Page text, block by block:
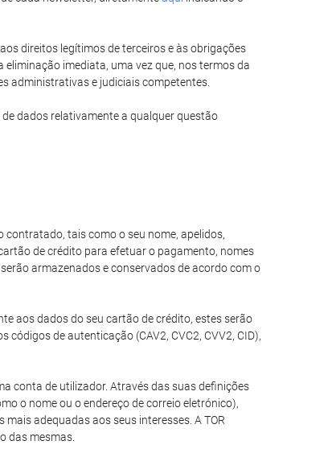
direitos legítimos de terceiros e às obrigações
imediata, uma vez que, nos termos da
administrativas e judiciais competentes.
dados relativamente a qualquer questão
contratado, tais como o seu nome, apelidos,
de crédito para efetuar o pagamento, nomes
armazenados e conservados de acordo com o
aos dados do seu cartão de crédito, estes serão
de autenticação (CAV2, CVC2, CVV2, CID),
conta de utilizador. Através das suas definições
o nome ou o endereço de correio eletrónico),
adequadas aos seus interesses. A TOR
das mesmas.